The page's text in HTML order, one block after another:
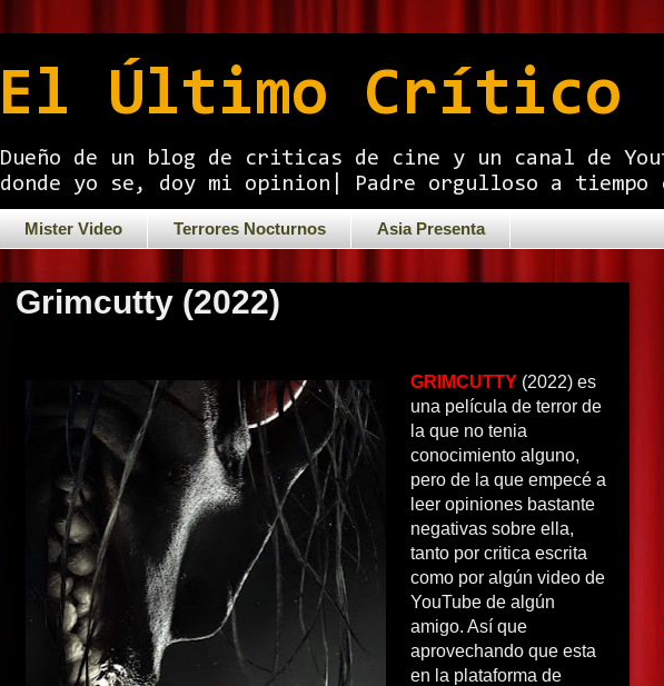
El Último Crítico
Dueño de un blog de criticas de cine y un canal de
donde yo se, doy mi opinion| Padre orgulloso a tiempo
Mister Video Terrores Nocturnos Asia Presenta
Grimcutty (2022)
GRIMCUTTY (2022) es
una película de terror de
la que no tenia
conocimiento alguno,
pero de la que empecé a
leer opiniones bastante
negativas sobre ella,
tanto por critica escrita
como por algún video de
YouTube de algún
amigo. Así que
aprovechando que esta
en la plataforma de